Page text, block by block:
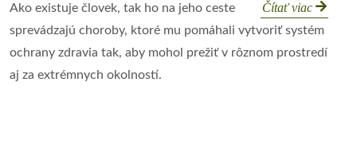
Čítať viac
Ako existuje človek, tak ho na jeho ceste
sprevádzajú choroby, ktoré mu pomáhali vytvoriť systém
ochrany zdravia tak, aby mohol prežiť v rôznom prostredí
aj za extrémnych okolností.